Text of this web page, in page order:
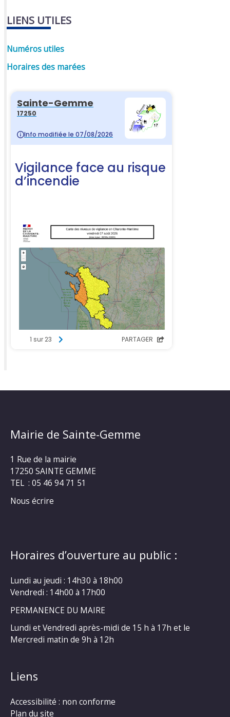
LIENS UTILES
Numéros utiles
Horaires des marées
Mairie de Sainte-Gemme
1 Rue de la mairie
17250 SAINTE GEMME
TEL : 05 46 94 71 51
Nous écrire
Horaires d’ouverture au public :
Lundi au jeudi : 14h30 à 18h00
Vendredi : 14h00 à 17h00
PERMANENCE DU MAIRE
Lundi et Vendredi après-midi de 15 h à 17h et le
Mercredi matin de 9h à 12h
Liens
Accessibilité : non conforme
Plan du site